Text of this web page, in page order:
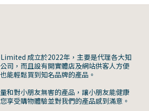
成立於2022年，主要是代理各大知
司，而且設有開實體店及網站供客人方便
能輕鬆買到知名品牌的產品。
和對小朋友無害的產品，讓小朋友能健康
享受購物體驗並對我們的產品感到滿意。